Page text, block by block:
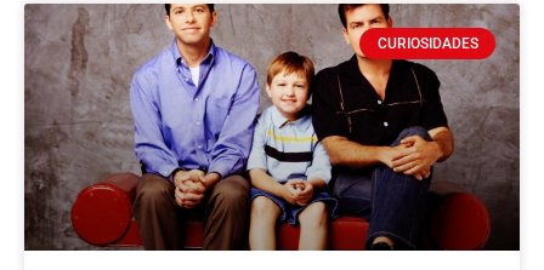
CURIOSIDADES